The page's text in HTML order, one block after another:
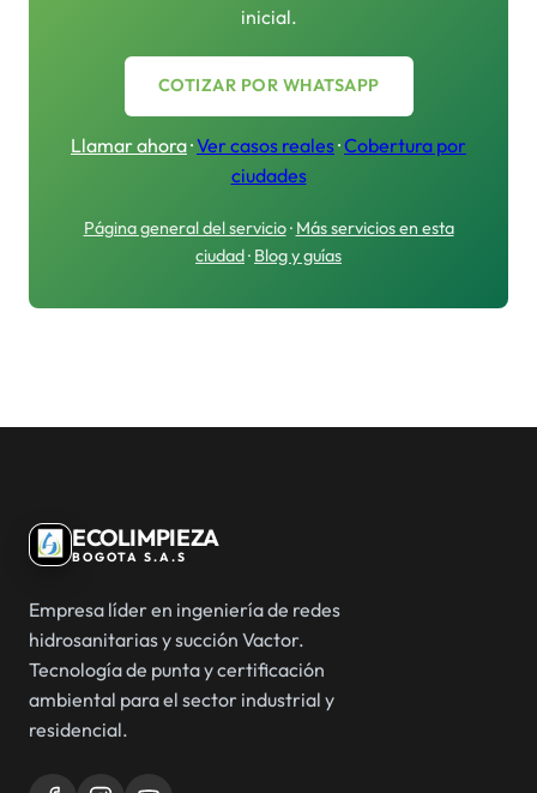
inicial.
COTIZAR POR WHATSAPP
Llamar ahora·Ver casos reales·Cobertura por
ciudades
Página general del servicio· Más servicios en esta
ciudad· Blog y guías
ECOLIMPIEZA
BOGOTA S.A.S
Empresa líder en ingeniería de redes
hidrosanitarias y succión Vactor.
Tecnología de punta y certificación
ambiental para el sector industrial y
residencial.